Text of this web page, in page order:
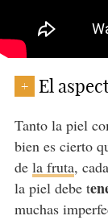
+ El
Tanto la piel
bien es cierto
de la fruta,
la piel debe t
muchas